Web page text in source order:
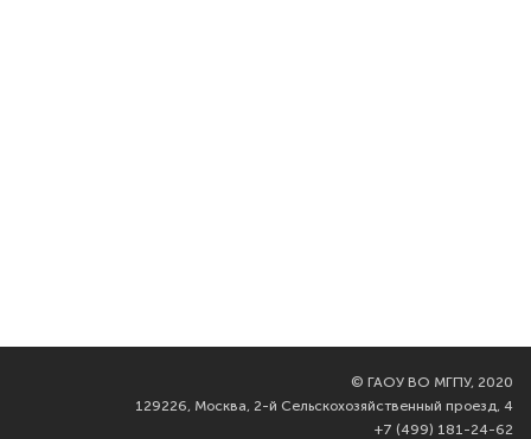
© ГАОУ ВО МГПУ, 2020
129226, Москва, 2-й Сельскохозяйственный проезд, 4
+7 (499) 181-24-62